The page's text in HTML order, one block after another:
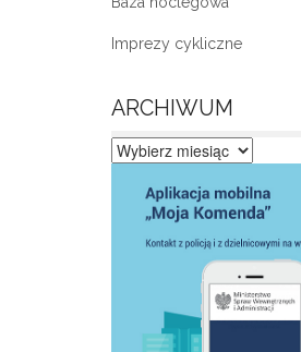
Imprezy cykliczne
ARCHIWUM
Archiwum